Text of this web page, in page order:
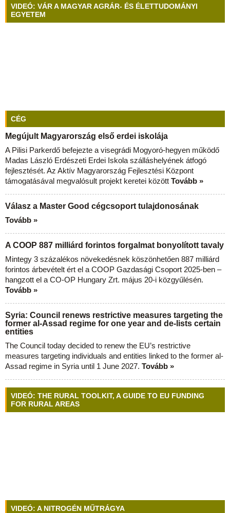
VIDEÓ: VÁR A MAGYAR AGRÁR- ÉS ÉLETTUDOMÁNYI
EGYETEM
CÉG
Megújult Magyarország első erdei iskolája
A Pilisi Parkerdő befejezte a visegrádi Mogyoró-hegyen működő
Madas László Erdészeti Erdei Iskola szálláshelyének átfogó
fejlesztését. Az Aktív Magyarország Fejlesztési Központ
támogatásával megvalósult projekt keretei között Tovább »
Válasz a Master Good cégcsoport tulajdonosának
Tovább »
A COOP 887 milliárd forintos forgalmat bonyolított tavaly
Mintegy 3 százalékos növekedésnek köszönhetően 887 milliárd
forintos árbevételt ért el a COOP Gazdasági Csoport 2025-ben –
hangzott el a CO-OP Hungary Zrt. május 20-i közgyűlésén.
Tovább »
Syria: Council renews restrictive measures targeting the
former al-Assad regime for one year and de-lists certain
entities
The Council today decided to renew the EU’s restrictive
measures targeting individuals and entities linked to the former al-
Assad regime in Syria until 1 June 2027. Tovább »
VIDEÓ: THE RURAL TOOLKIT, A GUIDE TO EU FUNDING
FOR RURAL AREAS
VIDEÓ: A NITROGÉN MŰTRÁGYA